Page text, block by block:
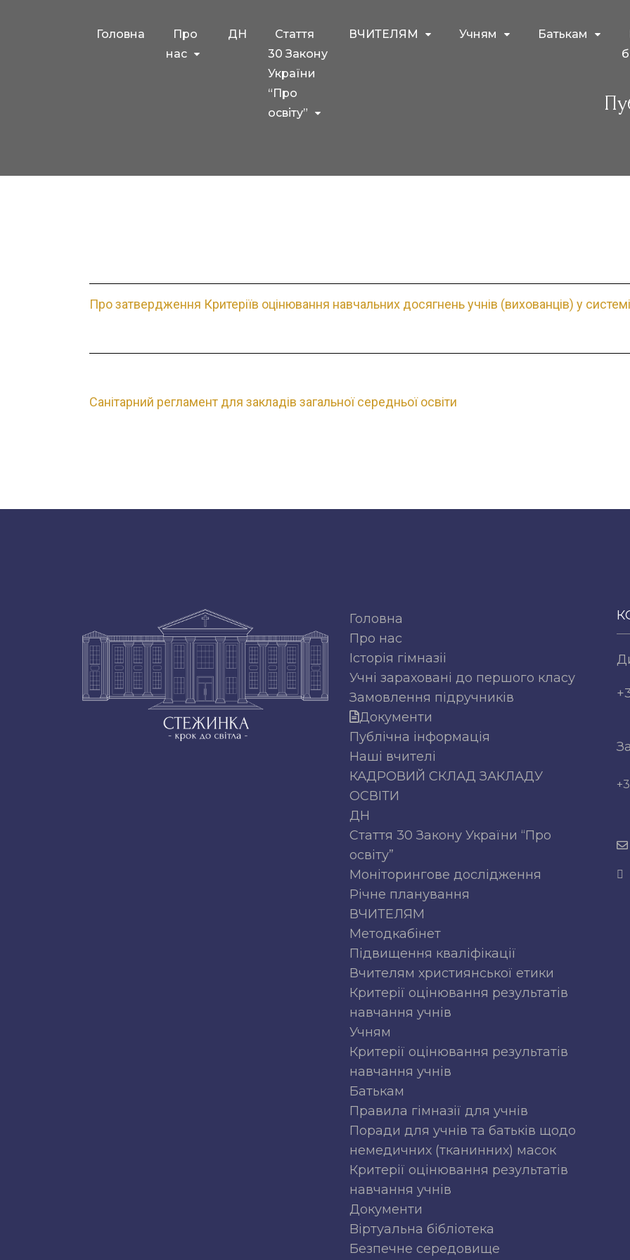
Головна
Про
нас
ДН
Стаття
30 Закону
України
“Про
освіту”
ВЧИТЕЛЯМ Учням Батькам
Про затвердження Критеріїв оцінювання навчальних досягнень учнів (вихованців) у
Санітарний регламент для закладів загальної середньої освіти
Головна
Про нас
Історія гімназіі
Учні зараховані до першого класу
Замовлення підручників
Документи
Публічна інформація
Наші вчителі
КАДРОВИЙ СКЛАД ЗАКЛАДУ
ОСВІТИ
ДН
Стаття 30 Закону України “Про
освіту”
Моніторингове дослідження
Річне планування
ВЧИТЕЛЯМ
Методкабінет
Підвищення кваліфікації
Вчителям християнської етики
Критерії оцінювання результатів
навчання учнів
Учням
Критерії оцінювання результатів
навчання учнів
Батькам
Правила гімназії для учнів
Поради для учнів та батьків щодо
немедичних (тканинних) масок
Критерії оцінювання результатів
навчання учнів
Документи
Bіртуальна бібліотека
Безпечне середовище